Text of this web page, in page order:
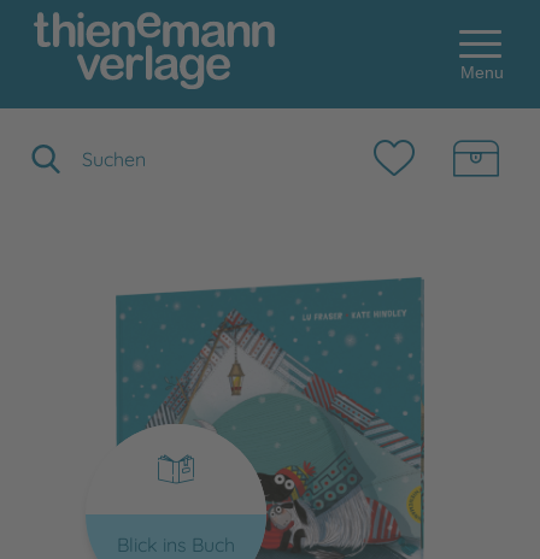
Menu
Blick ins Buch